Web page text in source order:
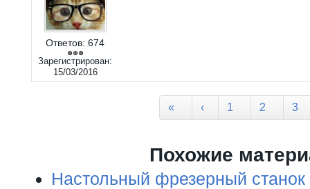
Ответов: 674
Зарегистрирован:
15/03/2016
« ‹ 1 2 3
Похожие
Настольный фрезерный